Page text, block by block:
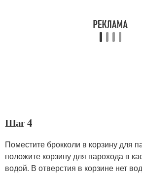
Шаг 4
Поместите брокколи в корзину для
положите корзину для парохода в
водой. В отверстия в корзине нет